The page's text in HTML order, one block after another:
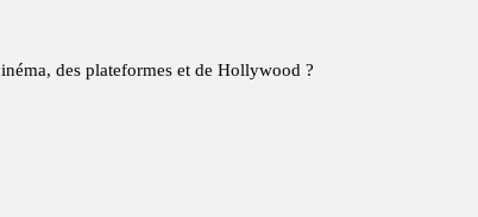
des plateformes et de Hollywood ?